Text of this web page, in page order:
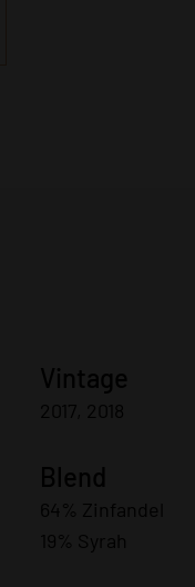
Vintage
2017, 2018
Blend
64% Zinfandel
19% Syrah